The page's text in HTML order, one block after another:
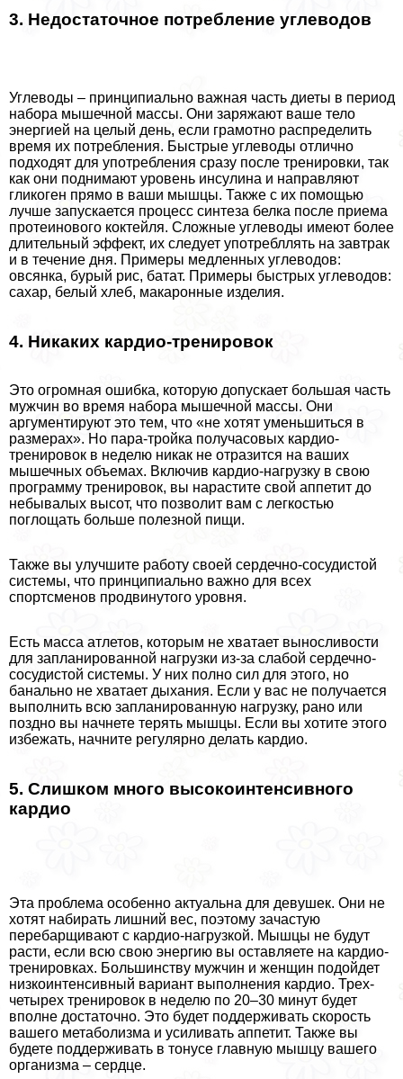
3. Недостаточное потрeбление углеводов
Углеводы – принципиально важная часть диеты в период
набора мышечной массы. Они заряжают ваше тело
энергией на целый день, если грамотно распределить
время их потрeбления. Быстрые углеводы отлично
подходят для употрeбления сразу после тренировки, так
как они поднимают уровень инсулина и направляют
гликоген прямо в ваши мышцы. Также с их помощью
лучше запускается процесс синтеза белка после приема
протеинового коктейля. Сложные углеводы имеют более
длительный эффект, их следует употрeбллять на завтpaк
и в течение дня. Примеры медленных углеводов:
овсянка, бурый рис, батат. Примеры быстрых углеводов:
сахар, белый хлеб, макаронные изделия.
4. Никаких кардио-тренировок
Это огромная ошибка, которую допускает большая часть
мужчин во время набора мышечной массы. Они
аргументируют это тем, что «не хотят уменьшиться в
размерах». Но пара-тройка получасовых кардио-
тренировок в неделю никак не отразится на ваших
мышечных объемах. Включив кардио-нагрузку в свою
программу тренировок, вы нарастите свой аппетит до
небывалых высот, что позволит вам с легкостью
поглощать больше полезной пищи.
Также вы улучшите работу своей сердечно-сосудистой
системы, что принципиально важно для всех
спортсменов продвинутого уровня.
Есть масса атлетов, которым не хватает выносливости
для запланированной нагрузки из-за слабой сердечно-
сосудистой системы. У них полно сил для этого, но
бaнaльно не хватает дыхания. Если у вас не получается
выполнить всю запланированную нагрузку, рано или
поздно вы начнете терять мышцы. Если вы хотите этого
избежать, начните регулярно делать кардио.
5. Слишком много высокоинтенсивного
кардио
Эта проблема особенно актуальна для дeвyшек. Они не
хотят набирать лишний вес, поэтому зачастую
перебарщивают с кардио-нагрузкой. Мышцы не будут
расти, если всю свою энергию вы оставляете на кардио-
тренировках. Большинству мужчин и женщин подойдет
низкоинтенсивный вариант выполнения кардио. Трех-
четырех тренировок в неделю по 20–30 минут будет
вполне достаточно. Это будет поддерживать скорость
вашего метаболизма и усиливать аппетит. Также вы
будете поддерживать в тонусе главную мышцу вашего
организма – сердце.